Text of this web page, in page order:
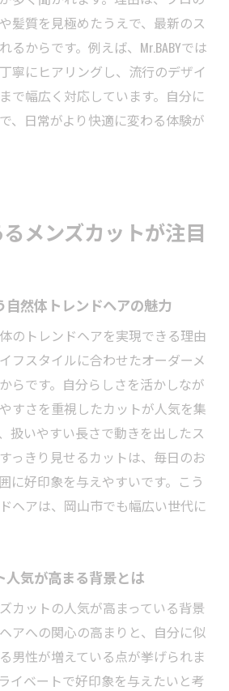
抜群の自然派メンズカットの特
トで作る柔らかな印象の秘訣
目の自然な仕上がりのカット体
で自信が生まれる毎日を実感
理想のメンズヘアライフとは
清潔感を両立したヘア体験
と出会えるメンズカットの魅力
込むメンズカットで好印象を演
髪質を見極めたうえで、最新のス
るからです。例えば、Mr.BABYでは
寧にヒアリングし、流行のデザイ
で幅広く対応しています。自分に
、日常がより快適に変わる体験が
メンズカットが注目
自然体トレンドヘアの魅力
のトレンドヘアを実現できる理由
フスタイルに合わせたオーダーメ
らです。自分らしさを活かしなが
すさを重視したカットが人気を集
扱いやすい長さで動きを出したス
っきり見せるカットは、毎日のお
に好印象を与えやすいです。こう
ヘアは、岡山市でも幅広い世代に
人気が高まる背景とは
カットの人気が高まっている背景
アへの関心の高まりと、自分に似
男性が増えている点が挙げられま
イベートで好印象を与えたいと考